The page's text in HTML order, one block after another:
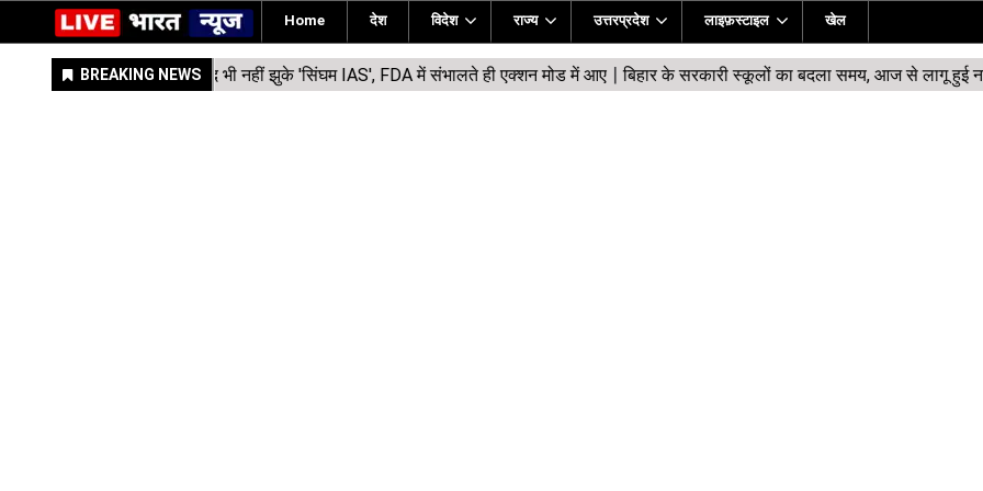
Home देश विदेश राज्य उत्तरप्रदेश लाइफ़स्टाइल खेल